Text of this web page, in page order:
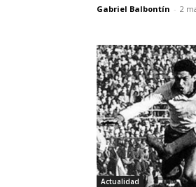
Gabriel Balbontín - 2
Actualidad